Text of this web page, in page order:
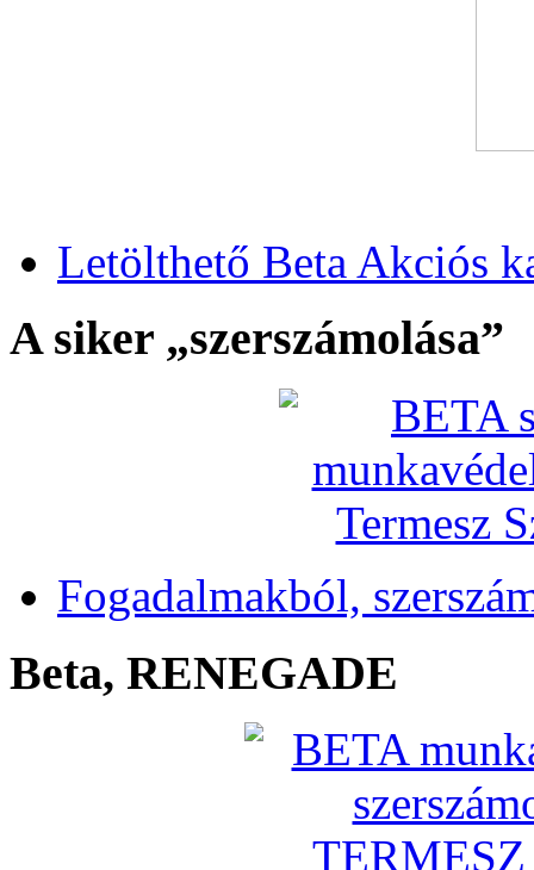
Letölthető Beta Akciós
A siker „szerszámolása”
Fogadalmakból,
Beta, RENEGADE